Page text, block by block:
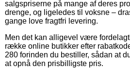
salgspriserne på mange af deres
drenge, og ligeledes til voksne –
gange love fragtfri levering.
Men det kan alligevel være
række online butikker efter
280 forinden du bestiller, sådan at
at opnå den prisbilligste pris.